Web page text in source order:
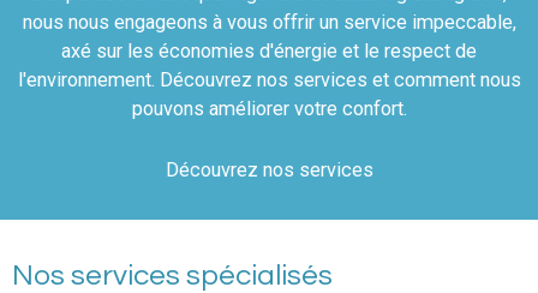
nous nous engageons à vous offrir un service impeccable,
axé sur les économies d'énergie et le respect de
l'environnement. Découvrez nos services et comment nous
pouvons améliorer votre confort.
Découvrez nos services
Nos services spécialisés